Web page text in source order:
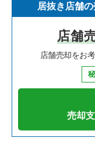
寿司の居抜き売却
焼肉の居抜き売却
鉄板焼き・お好み
カフェの居抜き売却
テイクアウトの居抜
神奈川県の飲食店
大阪府の飲食店の居
兵庫県の飲食店の
愛知県の飲食店の
岐阜県の飲食店の居
堺市北区の飲食店
堺市中区の飲食店
大阪市西区の飲食
大阪市福島区の飲
豊中市の飲食店の居
大阪府のイタリア
大阪府の中華の居抜
大阪府のそば・う
大阪府の焼肉の居
大阪府の鉄板焼き・
布施駅のイタリア
布施駅の焼肉の居抜
布施駅の居酒屋・
布施駅の洋食の居
布施駅のその他の居
居抜き店舗
店舗
店舗売却をお
売却